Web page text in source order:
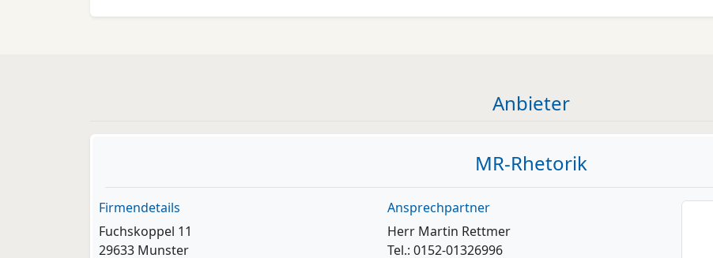
Anbieter
MR-Rhetorik
Firmendetails
Fuchskoppel 11
29633 Munster
Ansprechpartner
Herr Martin Rettmer
Tel.: 0152-01326996